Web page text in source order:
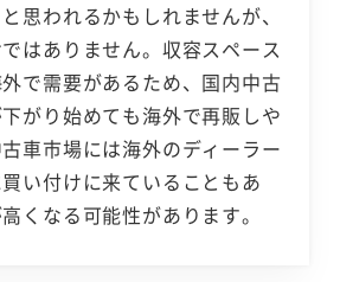
思われるかもしれませんが、
はありません。収容スペース
で需要があるため、国内中古
がり始めても海外で再販しや
車市場には海外のディーラー
い付けに来ていることもあ
くなる可能性があります。